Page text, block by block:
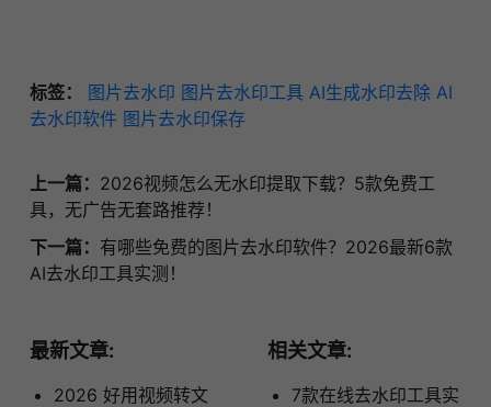
标签： 图片去水印 图片去水印工具 AI生成水印去除 AI
去水印软件 图片去水印保存
上一篇： 2026视频怎么无水印提取下载？5款免费工
具，无广告无套路推荐！
下一篇： 有哪些免费的图片去水印软件？2026最新6款
AI去水印工具实测！
最新文章:
2026 好用视频转文
相关文章:
7款在线去水印工具实